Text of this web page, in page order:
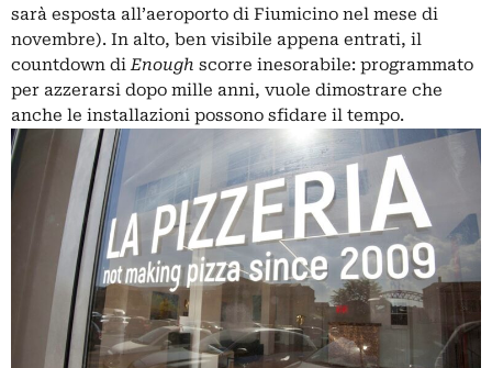
sarà esposta all’aeroporto di Fiumicino nel mese di
novembre). In alto, ben visibile appena entrati, il
countdown diEnough scorre inesorabile: programmato
per azzerarsi dopo mille anni, vuole dimostrare che
anche le installazioni possono sfidare il tempo.